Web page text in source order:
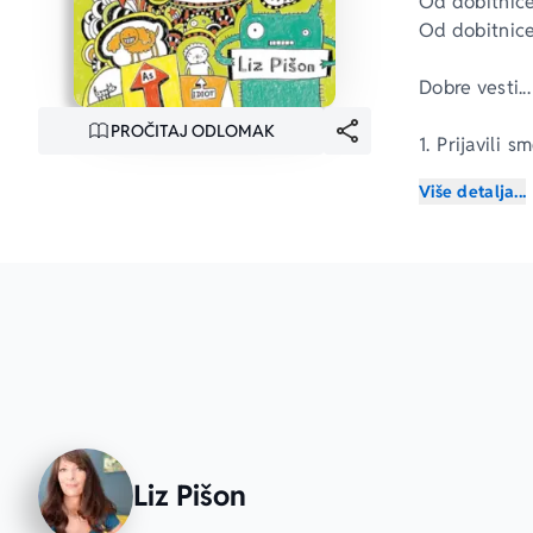
PROČITAJ ODLOMAK
Od
Dobre vesti...
1. Prijavili
2. Kad
3. Baka
4. Markus
Više detalja...
Liz Pišon